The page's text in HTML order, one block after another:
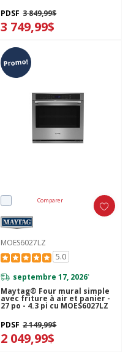
PDSF 3 849,99$
3 749,99$
Promo!
Comparer
MOES6027LZ
5.0
septembre 17, 2026*
Maytag® Four mural simple
avec friture à air et panier -
27 po - 4.3 pi cu MOES6027LZ
PDSF 2 149,99$
2 049,99$